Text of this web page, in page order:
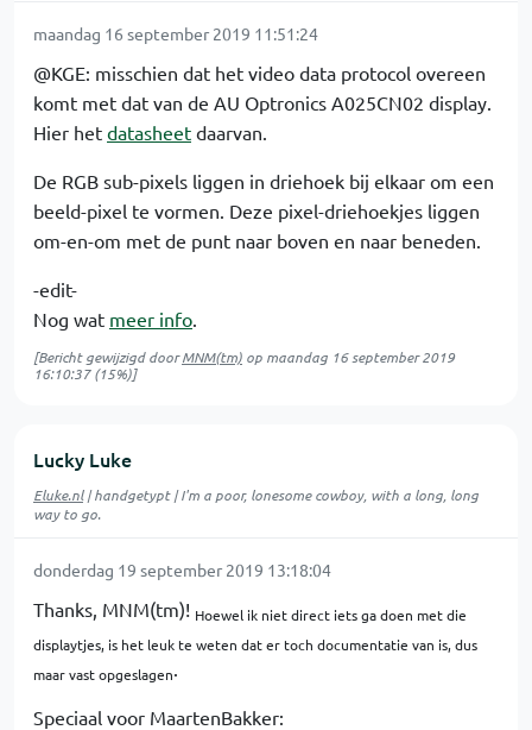
maandag 16 september 2019 11:51:24
@KGE: misschien dat het video data protocol overeen
komt met dat van de AU Optronics A025CN02 display.
Hier het datasheet daarvan.
De RGB sub-pixels liggen in driehoek bij elkaar om een
beeld-pixel te vormen. Deze pixel-driehoekjes liggen
om-en-om met de punt naar boven en naar beneden.
-edit-
Nog wat meer info.
[Bericht gewijzigd doorMNM(tm) op maandag 16 september 2019
16:10:37(15%)]
Lucky Luke
Eluke.nl| handgetypt | I'm a poor, lonesome cowboy, with a long, long
way to go.
donderdag 19 september 2019 13:18:04
Thanks, MNM(tm)! Hoewel ik niet direct iets ga doen met die
displaytjes, is het leuk te weten dat er toch documentatie van is, dus
maar vast opgeslagen.
Speciaal voor MaartenBakker: